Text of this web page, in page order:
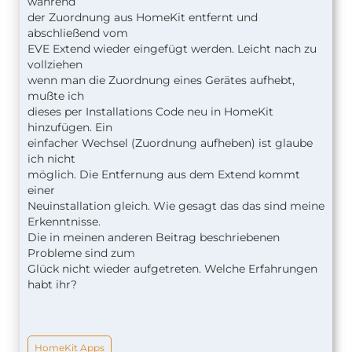
der Zuordnung aus HomeKit entfernt und
abschließend vom
EVE Extend wieder eingefügt werden. Leicht nach zu
vollziehen
wenn man die Zuordnung eines Gerätes aufhebt,
mußte ich
dieses per Installations Code neu in HomeKit
hinzufügen. Ein
einfacher Wechsel (Zuordnung aufheben) ist glaube
ich nicht
möglich. Die Entfernung aus dem Extend kommt
einer
Neuinstallation gleich. Wie gesagt das das sind meine
Erkenntnisse.
Die in meinen anderen Beitrag beschriebenen
Probleme sind zum
Glück nicht wieder aufgetreten. Welche Erfahrungen
habt ihr?
HomeKit Apps